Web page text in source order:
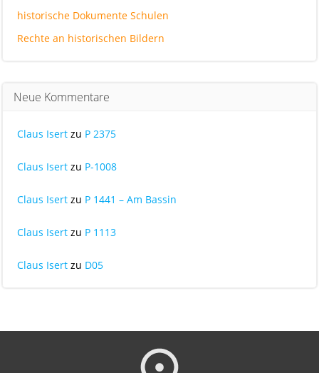
historische Dokumente Schulen
Rechte an historischen Bildern
Neue Kommentare
Claus Isert zu P 2375
Claus Isert zu P-1008
Claus Isert zu P 1441 – Am Bassin
Claus Isert zu P 1113
Claus Isert zu D05